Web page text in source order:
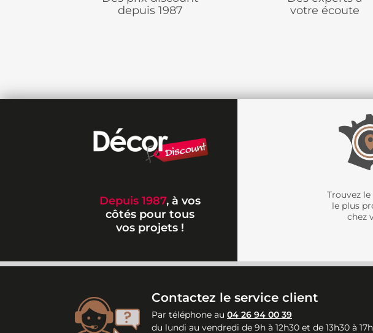
depuis 1987
votre écoute
Depuis 1987, à vos
côtés pour tous
vos projets !
Trouvez
le plus
chez
Contactez le service client
Par téléphone au 04 26 94 00 39
du lundi au vendredi de 9h à 12h30 et de 13h30 à 17h